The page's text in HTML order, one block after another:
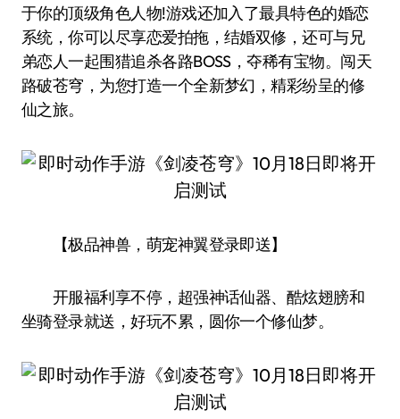
于你的顶级角色人物!游戏还加入了最具特色的婚恋
系统，你可以尽享恋爱拍拖，结婚双修，还可与兄
弟恋人一起围猎追杀各路BOSS，夺稀有宝物。闯天
路破苍穹，为您打造一个全新梦幻，精彩纷呈的修
仙之旅。
【极品神兽，萌宠神翼登录即送】
开服福利享不停，超强神话仙器、酷炫翅膀和
坐骑登录就送，好玩不累，圆你一个修仙梦。